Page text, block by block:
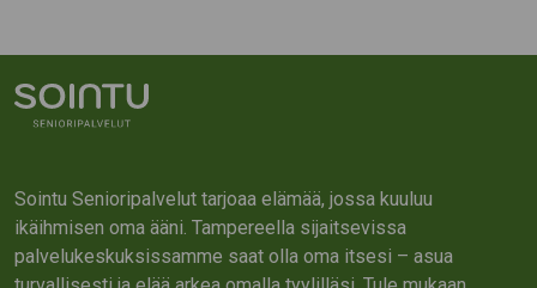
Sointu Senioripalvelut tarjoaa elämää, jossa kuuluu
ikäihmisen oma ääni. Tampereella sijaitsevissa
palvelukeskuksissamme saat olla oma itsesi – asua